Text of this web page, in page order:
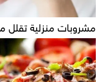
مشروبات منزلية تقلل